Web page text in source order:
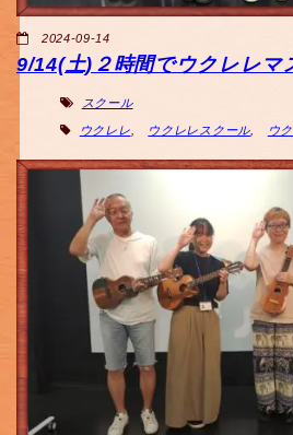
2024-09-14
9/14(土)２時間でウクレレマ
スクール
ウクレレ ウクレレスクール, ウ